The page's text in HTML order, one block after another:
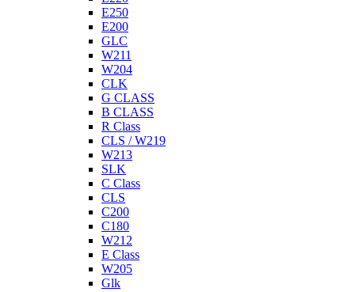
E250
E200
GLC
W211
W204
CLK
G CLASS
B CLASS
R Class
CLS / W219
W213
SLK
C Class
CLS
C200
C180
W212
E Class
W205
Glk